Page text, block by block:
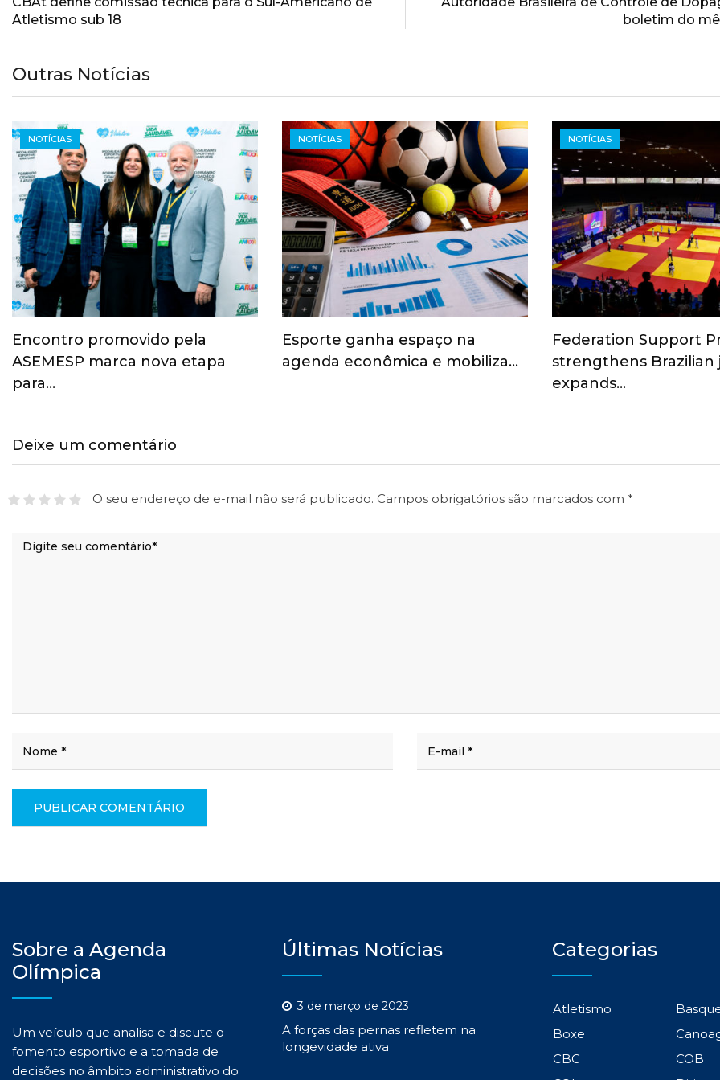
Atletismo sub 18
boletim do
Outras Notícias
NOTÍCIAS
Encontro promovido pela
ASEMESP marca nova etapa
para…
NOTÍCIAS
Esporte ganha espaço na
agenda econômica e mobiliza…
NOTÍCIAS
Federation Support
strengthens Brazilian
expands…
Deixe um comentário
O seu endereço de e-mail não será publicado. Campos obrigatórios são marcados com *
Sobre a Agenda
Olímpica
Um veículo que analisa e discute o
fomento esportivo e a tomada de
decisões no âmbito administrativo do
Últimas Notícias
3 de março de 2023
A forças das pernas refletem na
longevidade ativa
Categorias
Atletismo
Boxe
CBC
COB